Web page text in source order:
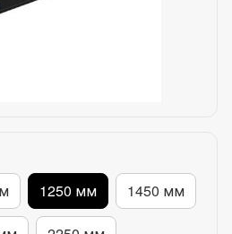
1250 мм 1450 мм